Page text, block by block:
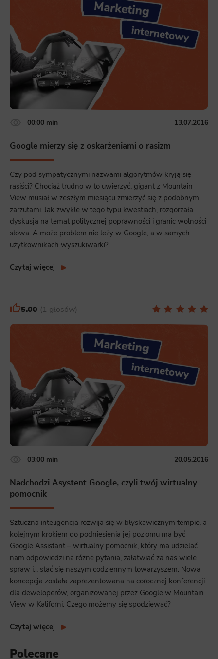
This is data used to personalize your use of our website and to remember choices you make while using our website. For
example, we may use functional cookies to remember your language preferences or to remember your login information,
making it easier for you to use the site.
Analytics
Scripts and data used to collect information to analyze site traffic and how users use the site, how they came to the
site, and to create aggregate demographic statistics about users. Analytical cookies and similar technologies allow us
to measure the effectiveness of actions taken and content presented.
Marketing
Scope responsible for displaying personalized ads that may be of interest to the user based on browsing history and
habits and demographic criteria. Also, third-party files that, in conjunction with files installed while browsing other
00:00 min 13.07.2016
Google mierzy się z oskarżeniami o rasizm
Czy pod sympatycznymi nazwami algorytmów kryją się
rasiści? Chociaż trudno w to uwierzyć, gigant z Mountain
View musiał w zeszłym miesiącu zmierzyć się z podobnymi
zarzutami. Jak zwykle w tego typu kwestiach, rozgorzała
dyskusja na temat politycznej poprawności i granic wolności
słowa. A może problem nie leży w Google, a w samych
użytkownikach wyszukiwarki?
Czytaj więcej
5.00 1 głosów
03:00 min 20.05.2016
Nadchodzi Asystent Google, czyli twój wirtualny
pomocnik
Sztuczna inteligencja rozwija się w błyskawicznym tempie, a
kolejnym krokiem do podniesienia jej poziomu ma być
Google Assistant – wirtualny pomocnik, który ma udzielać
nam odpowiedzi na różne pytania, załatwiać za nas wiele
spraw i... stać się naszym codziennym towarzyszem. Nowa
koncepcja została zaprezentowana na corocznej konferencji
dla deweloperów, organizowanej przez Google w Mountain
View w Kaliforni. Czego możemy się spodziewać?
Czytaj więcej
Polecane